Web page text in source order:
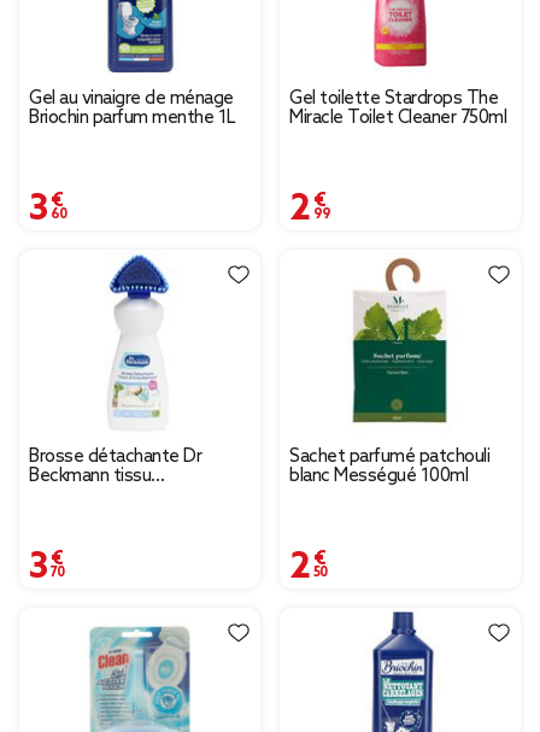
Gel au vinaigre de ménage
Briochin parfum menthe 1L
3,60 €
Gel toilette Stardrops The
Miracle Toilet Cleaner 750ml
2,99 €
Brosse détachante Dr
Beckmann tissu
3,70 €
Sachet parfumé patchouli
blanc Mességué 100ml
2,50 €